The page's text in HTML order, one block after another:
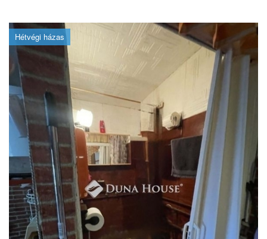
Hétvégi házas